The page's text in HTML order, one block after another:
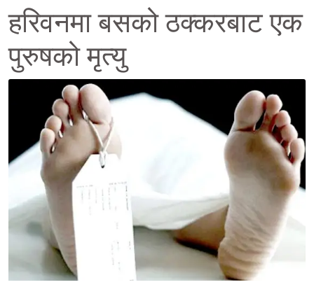
हरिवनमा बसको ठक्करबाट एक
पुरुषको मृत्यु